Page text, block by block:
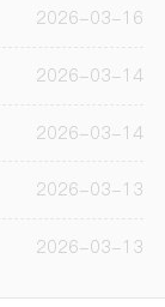
2026-03-16
2026-03-14
2026-03-14
2026-03-13
2026-03-13